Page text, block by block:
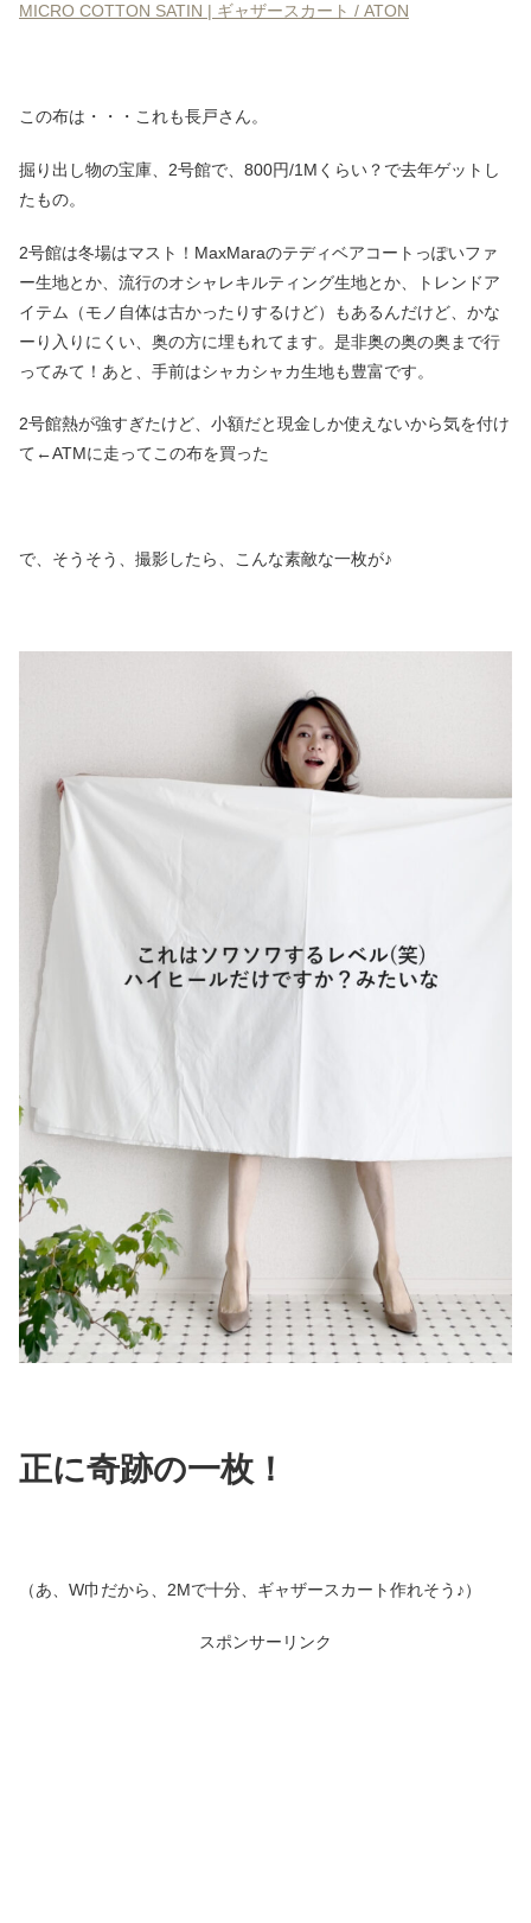
MICRO COTTON SATIN | ギャザースカート / ATON
この布は・・・これも長戸さん。
掘り出し物の宝庫、2号館で、800円/1Mくらい？で去年ゲットし
たもの。
2号館は冬場はマスト！MaxMaraのテディベアコートっぽいファ
ー生地とか、流行のオシャレキルティング生地とか、トレンドア
イテム（モノ自体は古かったりするけど）もあるんだけど、かな
ーり入りにくい、奥の方に埋もれてます。是非奥の奥の奥まで行
ってみて！あと、手前はシャカシャカ生地も豊富です。
2号館熱が強すぎたけど、小額だと現金しか使えないから気を付け
て←ATMに走ってこの布を買った
で、そうそう、撮影したら、こんな素敵な一枚が♪
正に奇跡の一枚！
（あ、W巾だから、2Mで十分、ギャザースカート作れそう♪）
スポンサーリンク